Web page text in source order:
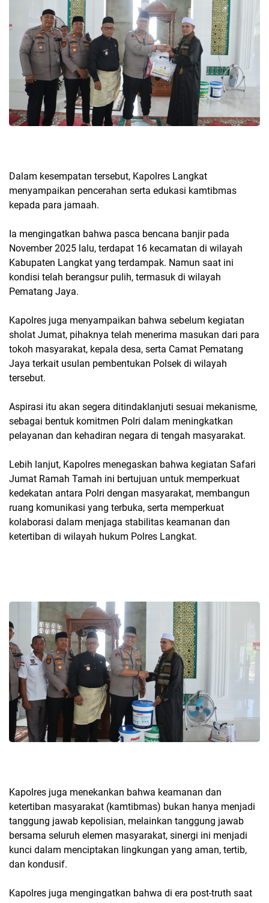
Dalam kesempatan tersebut, Kapolres Langkat
menyampaikan pencerahan serta edukasi kamtibmas
kepada para jamaah.
Ia mengingatkan bahwa pasca bencana banjir pada
November 2025 lalu, terdapat 16 kecamatan di wilayah
Kabupaten Langkat yang terdampak. Namun saat ini
kondisi telah berangsur pulih, termasuk di wilayah
Pematang Jaya.
Kapolres juga menyampaikan bahwa sebelum kegiatan
sholat Jumat, pihaknya telah menerima masukan dari para
tokoh masyarakat, kepala desa, serta Camat Pematang
Jaya terkait usulan pembentukan Polsek di wilayah
tersebut.
Aspirasi itu akan segera ditindaklanjuti sesuai mekanisme,
sebagai bentuk komitmen Polri dalam meningkatkan
pelayanan dan kehadiran negara di tengah masyarakat.
Lebih lanjut, Kapolres menegaskan bahwa kegiatan Safari
Jumat Ramah Tamah ini bertujuan untuk memperkuat
kedekatan antara Polri dengan masyarakat, membangun
ruang komunikasi yang terbuka, serta memperkuat
kolaborasi dalam menjaga stabilitas keamanan dan
ketertiban di wilayah hukum Polres Langkat.
Kapolres juga menekankan bahwa keamanan dan
ketertiban masyarakat (kamtibmas) bukan hanya menjadi
tanggung jawab kepolisian, melainkan tanggung jawab
bersama seluruh elemen masyarakat, sinergi ini menjadi
kunci dalam menciptakan lingkungan yang aman, tertib,
dan kondusif.
Kapolres juga mengingatkan bahwa di era post-truth saat